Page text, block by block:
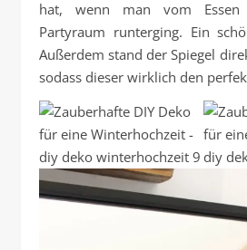
hat, wenn man vom
Partyraum runterging. Ein
Außerdem stand der Spiegel
sodass dieser wirklich den